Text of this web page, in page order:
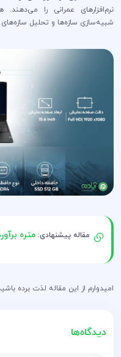
نرم‌افزارهای عمرانی را
شبیه‌سازی سازه‌ها و تحلیل
مقاله پیشنهادی:متره
امیدوارم از این مقاله لذت برده
دیدگاه‌ها